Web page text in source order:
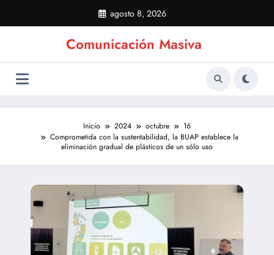
contenido
agosto 8, 2026
Comunicación Masiva
Inicio 2024 octubre
16
Comprometida con la sustentabilidad, la BUAP establece la
eliminación gradual de plásticos de un sólo uso